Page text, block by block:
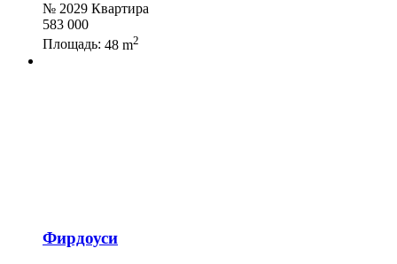
№ 2029 Квартира
583 000
Площадь: 48 m2
Фирдоуси